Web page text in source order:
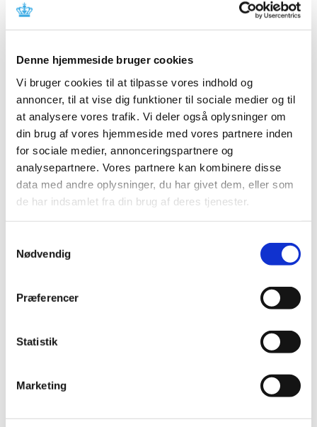
Denne hjemmeside bruger cookies
Vi bruger cookies til at tilpasse vores indhold og
annoncer, til at vise dig funktioner til sociale medier og til
at analysere vores trafik. Vi deler også oplysninger om
din brug af vores hjemmeside med vores partnere inden
for sociale medier, annonceringspartnere og
analysepartnere. Vores partnere kan kombinere disse
data med andre oplysninger, du har givet dem, eller som
de har indsamlet fra din brug af deres tjenester.
Nødvendig
Præferencer
Statistik
Marketing
2019 (159)
2017 (167)
2015 (33)
2014 (44)
2013 (49)
2012 (44)
2011 (13)
november (1)
august (2)
maj (2)
januar (1)
2009 (14)
2007 (3)